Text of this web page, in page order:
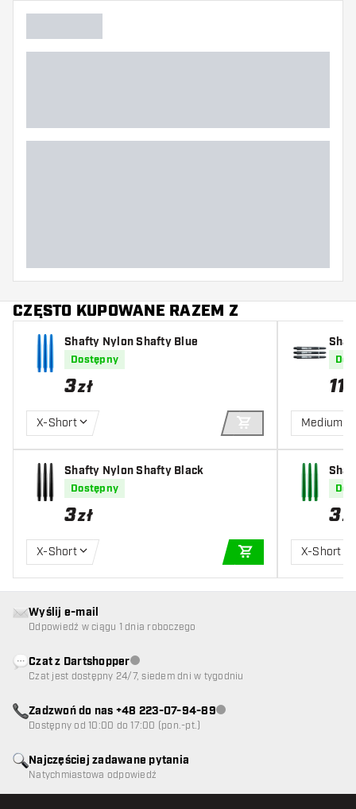
dowiedzieć się, który wariant najbardziej Ci
CZĘSTO KUPOWANE RAZEM Z
Shafty Nylon Shafty Blue
Dostępny
3zł
X-Short
DODAJ DO
Shafty Nylon Shafty Black
Dostępny
3zł
X-Short
DODAJ DO
11
Medium
3zł
X-Short
Najczęściej zadawane pytania
Natychmiastowa odpowiedź
Wyślij e-mail
Odpowiedź w ciągu 1 dnia roboczego
Czat z DartshopperObsługa klienta niedostępna
Czat jest dostępny 24/7, siedem dni w tygodniu
Zadzwoń do nas +48 223-07-94-89Obsługa klienta niedostępna
Dostępny od 10:00 do 17:00 (pon.-pt.)